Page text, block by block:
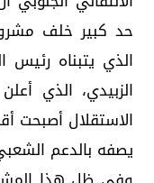
حد كبير خلف
الذي يتبناه رئيس
الزبيدي، الذي
الاستقلال
يصفه بالدعم